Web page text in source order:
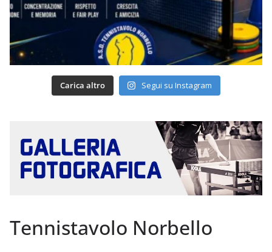
Carica altro Segui su Instagram
Tennistavolo Norbello